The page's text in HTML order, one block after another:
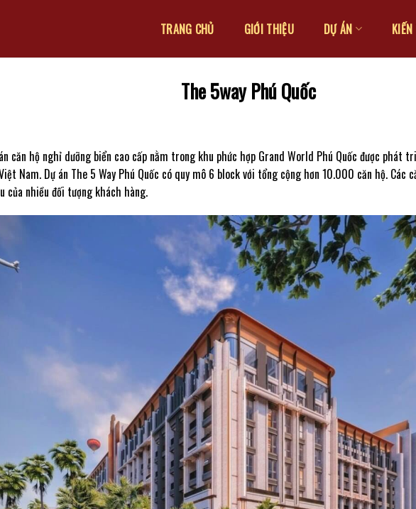
TRANG CHỦ GIỚI THIỆU DỰ ÁN
The 5way Phú Quốc
căn hộ nghỉ dưỡng biển cao cấp nằm trong khu phức hợp Grand World Phú Quốc được phát
Nam. Dự án The 5 Way Phú Quốc có quy mô 6 block với tổng cộng hơn 10.000 căn hộ.
của nhiều đối tượng khách hàng.